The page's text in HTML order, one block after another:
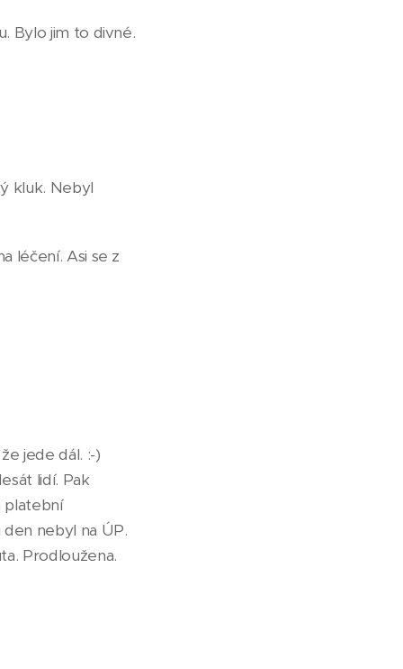
Bylo jim to divné.
kluk. Nebyl
léčení. Asi se z
jede dál. :-)
lidí. Pak
platební
nebyl na ÚP.
Prodloužena.